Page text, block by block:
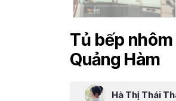
Tủ bếp
Quảng Hàm
Hà Thị Thái